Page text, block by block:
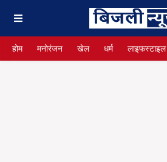
होम मनोरंजन खेल धर्म लाइफस्टाइल